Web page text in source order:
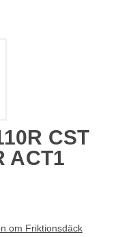
CST
ACT1
om Friktionsdäck